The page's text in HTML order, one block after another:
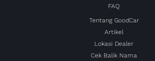
FAQ
Tentang GoodCar
Artikel
Lokasi Dealer
Cek Balik Nama